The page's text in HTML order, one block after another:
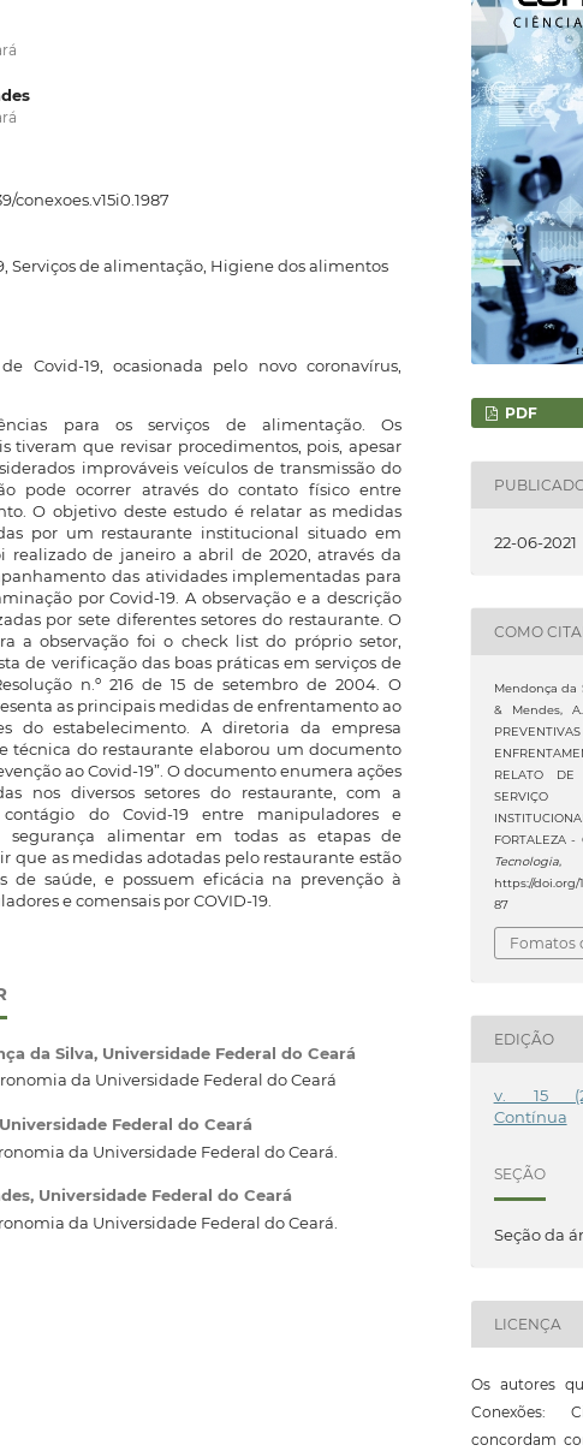
conexoes.v15i0.1987
Serviços de alimentação, Higiene dos alimentos
Covid-19, ocasionada pelo novo coronavírus,
para os serviços de alimentação. Os
tiveram que revisar procedimentos, pois, apesar
improváveis veículos de transmissão do
pode ocorrer através do contato físico entre
O objetivo deste estudo é relatar as medidas
por um restaurante institucional situado em
realizado de janeiro a abril de 2020, através da
das atividades implementadas para
por Covid-19. A observação e a descrição
por sete diferentes setores do restaurante. O
a observação foi o check list do próprio setor,
de verificação das boas práticas em serviços de
n.º 216 de 15 de setembro de 2004. O
as principais medidas de enfrentamento ao
do estabelecimento. A diretoria da empresa
técnica do restaurante elaborou um documento
ao Covid-19”. O documento enumera ações
nos diversos setores do restaurante, com a
do Covid-19 entre manipuladores e
segurança alimentar em todas as etapas de
que as medidas adotadas pelo restaurante estão
de saúde, e possuem eficácia na prevenção à
e comensais por COVID-19.
da Silva, Universidade Federal do Ceará
da Universidade Federal do Ceará
Universidade Federal do Ceará
da Universidade Federal do Ceará.
Universidade Federal do Ceará
da Universidade Federal do Ceará.
PDF
22-06-2021
COMO
Mendonça da
& Mendes,
RELATO DE
SERVIÇO
FORTALEZA -
Tecnologia
https://doi.org/
87
Fomatos
EDIÇÃO
v. 15
Contínua
SEÇÃO
Seção da
LICENÇA
Os autores
Conexões:
concordam